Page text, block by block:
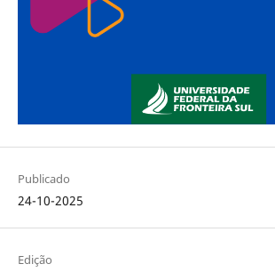
Publicado
24-10-2025
Edição